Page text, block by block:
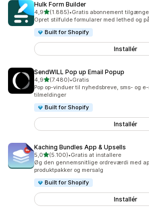
Hulk Form Builder
4,9ud af 5 stjerner
(1.885)
1885 anmeldelser i alt
•Gratis abonnement
Opret stilfulde formularer med lethed og
Built for Shopify
Installér
SendWILL Pop up Email Popup
4,9ud af 5 stjerner
(7.480)
7480 anmeldelser i alt
•Gratis
Pop op-vinduer til nyhedsbreve, sms- og
tilmeldinger
Built for Shopify
Installér
Kaching Bundles App & Upsells
5,0ud af 5 stjerner
(5.100)
5100 anmeldelser i alt
•Gratis at installere
Øg den gennemsnitlige ordreværdi med
produktpakker og mersalg
Built for Shopify
Installér